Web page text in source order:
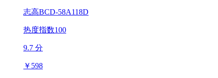
志高BCD-58A118D
热度指数100
9.7 分
￥ 598